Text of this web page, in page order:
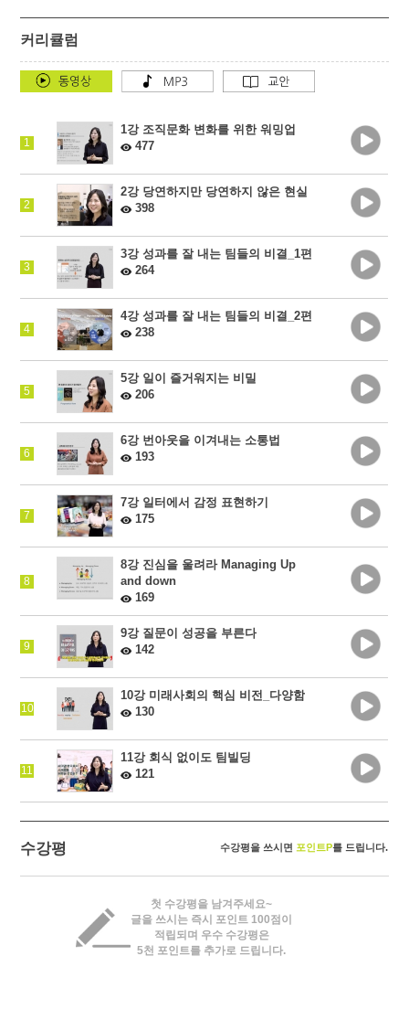
커리큘럼
1
1강 조직문화 변화를 위한 워밍업
477
2
2강 당연하지만 당연하지 않은 현실
398
3
3강 성과를 잘 내는 팀들의 비결_1편
264
4
4강 성과를 잘 내는 팀들의 비결_2편
238
5
5강 일이 즐거워지는 비밀
206
6
6강 번아웃을 이겨내는 소통법
193
7
7강 일터에서 감정 표현하기
175
8
8강 진심을 울려라 Managing Up
and down
169
9
9강 질문이 성공을 부른다
142
10
10강 미래사회의 핵심 비전_다양함
130
11
11강 회식 없이도 팀빌딩
121
수강평 수강평을 쓰시면 포인트P를 드립니다.
첫 수강평을 남겨주세요~
글을 쓰시는 즉시 포인트 100점이
적립되며 우수 수강평은
5천 포인트를 추가로 드립니다.